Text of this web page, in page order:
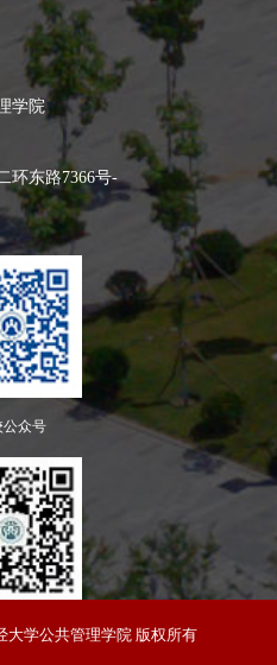
学院
环东路7366号-
公众号
公众号
大学公共管理学院 版权所有